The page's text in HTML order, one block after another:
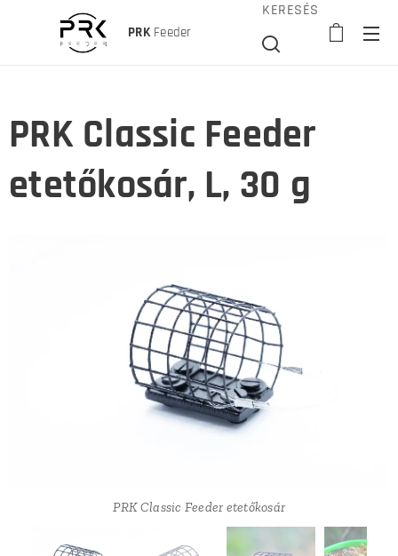
PRKFeeder
KERESÉS
PRK Classic Feeder
etetőkosár, L, 30 g
PRK Classic Feeder etetőkosár
PRK Classic Feeder etetőkosár
PRK Classic Feeder etetőkosár
PRK Classic Feeder etetőkosár